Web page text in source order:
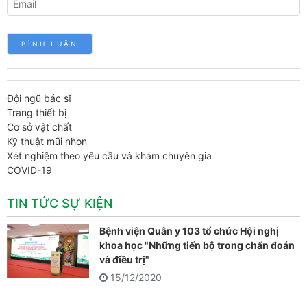
Đội ngũ bác sĩ
Trang thiết bị
Cơ sở vật chất
Kỹ thuật mũi nhọn
Xét nghiệm theo yêu cầu và khám chuyên gia
COVID-19
TIN TỨC SỰ KIỆN
Bệnh viện Quân y 103 tổ chức Hội nghị
khoa học "Những tiến bộ trong chẩn đoán
và điều trị"
15/12/2020